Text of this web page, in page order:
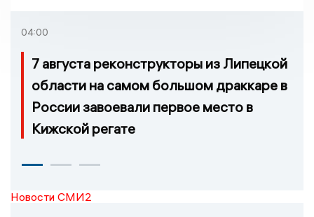
04:00
7 августа реконструкторы из Липецкой
области на самом большом драккаре в
России завоевали первое место в
Кижской регате
Новости СМИ2